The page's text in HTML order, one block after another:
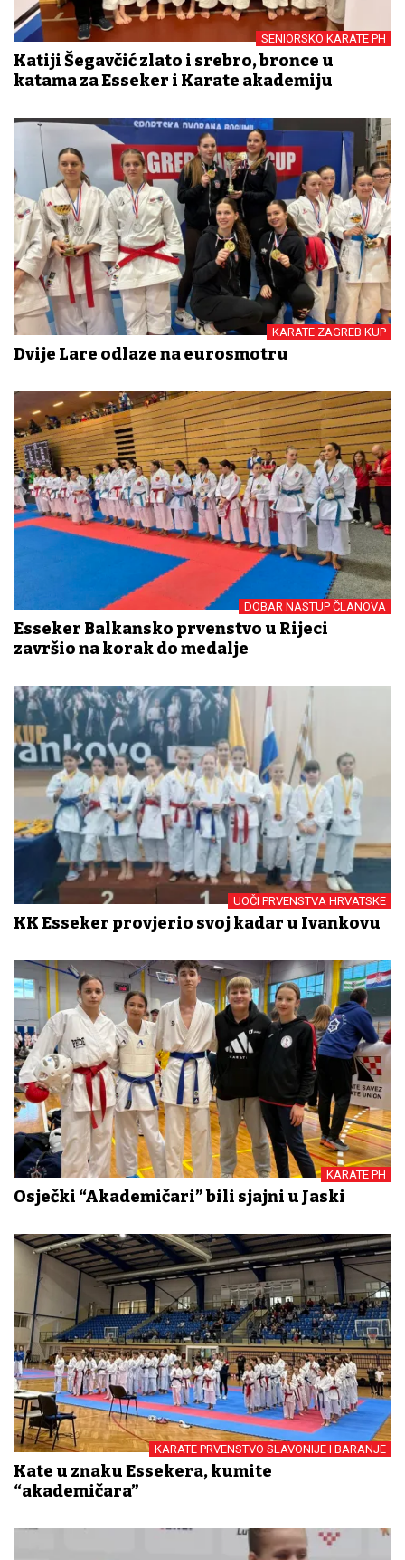
SENIORSKO KARATE PH
Katiji Šegavčić zlato i srebro, bronce u
katama za Esseker i Karate akademiju
KARATE ZAGREB KUP
Dvije Lare odlaze na eurosmotru
DOBAR NASTUP ČLANOVA
Esseker Balkansko prvenstvo u Rijeci
završio na korak do medalje
UOČI PRVENSTVA HRVATSKE
KK Esseker provjerio svoj kadar u Ivankovu
KARATE PH
Osječki “Akademičari” bili sjajni u Jaski
KARATE PRVENSTVO SLAVONIJE I BARANJE
Kate u znaku Essekera, kumite
“akademičara”